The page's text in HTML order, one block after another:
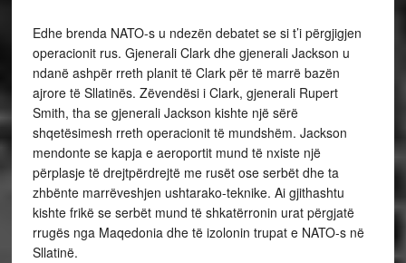
Edhe brenda NATO-s u ndezën debatet se si t’i përgjigjen
operacionit rus. Gjenerali Clark dhe gjenerali Jackson u
ndanë ashpër rreth planit të Clark për të marrë bazën
ajrore të Sllatinës. Zëvendësi i Clark, gjenerali Rupert
Smith, tha se gjenerali Jackson kishte një sërë
shqetësimesh rreth operacionit të mundshëm. Jackson
mendonte se kapja e aeroportit mund të nxiste një
përplasje të drejtpërdrejtë me rusët ose serbët dhe ta
zhbënte marrëveshjen ushtarako-teknike. Ai gjithashtu
kishte frikë se serbët mund të shkatërronin urat përgjatë
rrugës nga Maqedonia dhe të izolonin trupat e NATO-s në
Sllatinë.